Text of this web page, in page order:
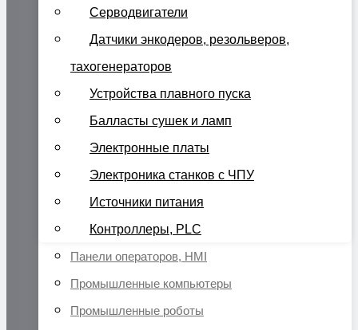
Серводвигатели
Датчики энкодеров, резольверов,
тахогенераторов
Устройства плавного пуска
Балласты сушек и ламп
Электронные платы
Электроника станков с ЧПУ
Источники питания
Контроллеры, PLC
Панели операторов, HMI
Промышленные компьютеры
Промышленные роботы